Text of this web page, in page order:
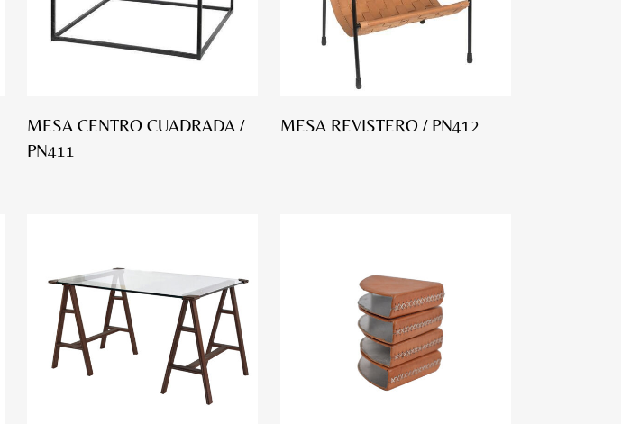
MESA CENTRO CUADRADA /
PN411
MESA REVISTERO / PN412